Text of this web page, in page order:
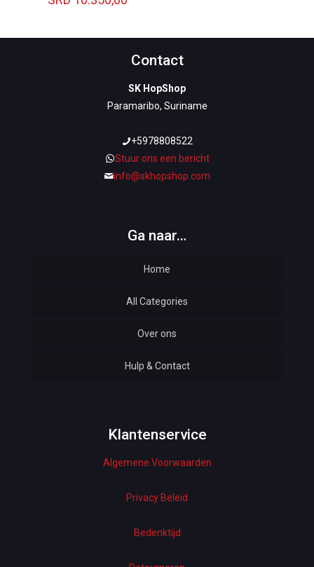
Contact
SK HopShop
Paramaribo, Suriname
+5978808522
Stuur ons een bericht
info@skhopshop.com
Ga naar…
Home
All Categories
Automotive
Baby & Kids
Woman Dresses
Electronics
Home Decor
Hardware
Over ons
Hulp & Contact
Klantenservice
Algemene Voorwaarden
Privacy Beleid
Bedenktijd